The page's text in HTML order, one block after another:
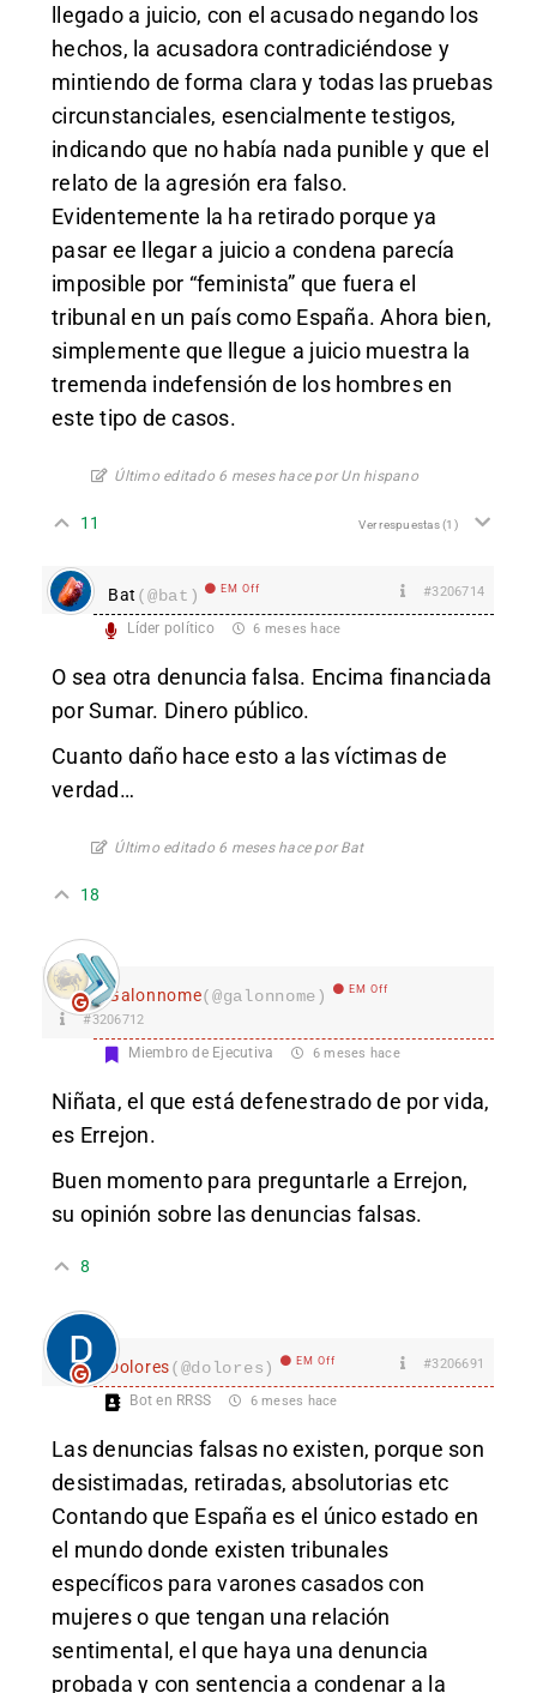
llegado a juicio, con el acusado negando los
hechos, la acusadora contradiciéndose y
mintiendo de forma clara y todas las pruebas
circunstanciales, esencialmente testigos,
indicando que no había nada punible y que el
relato de la agresión era falso.
Evidentemente la ha retirado porque ya
pasar ee llegar a juicio a condena parecía
imposible por “feminista” que fuera el
tribunal en un país como España. Ahora bien,
simplemente que llegue a juicio muestra la
tremenda indefensión de los hombres en
este tipo de casos.
Último editado 6 meses hace por Un hispano
11 Ver respuestas(1)
Bat (@bat) EM Off #3206714
Líder político 6 meses hace
O sea otra denuncia falsa. Encima financiada
por Sumar. Dinero público.
Cuanto daño hace esto a las víctimas de
verdad…
Último editado 6 meses hace por Bat
18
Galonnome(@galonnome) EM Off
#3206712
Miembro de Ejecutiva 6 meses hace
Niñata, el que está defenestrado de por vida,
es Errejon.
Buen momento para preguntarle a Errejon,
su opinión sobre las denuncias falsas.
8
Dolores(@dolores) EM Off #3206691
Bot en RRSS 6 meses hace
Las denuncias falsas no existen, porque son
desistimadas, retiradas, absolutorias etc
Contando que España es el único estado en
el mundo donde existen tribunales
específicos para varones casados con
mujeres o que tengan una relación
sentimental, el que haya una denuncia
probada y con sentencia a condenar a la